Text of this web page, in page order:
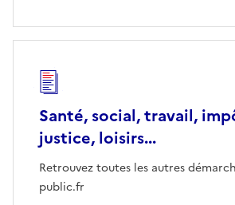
Santé, social, travail,
justice, loisirs...
Retrouvez toutes les autres
public.fr